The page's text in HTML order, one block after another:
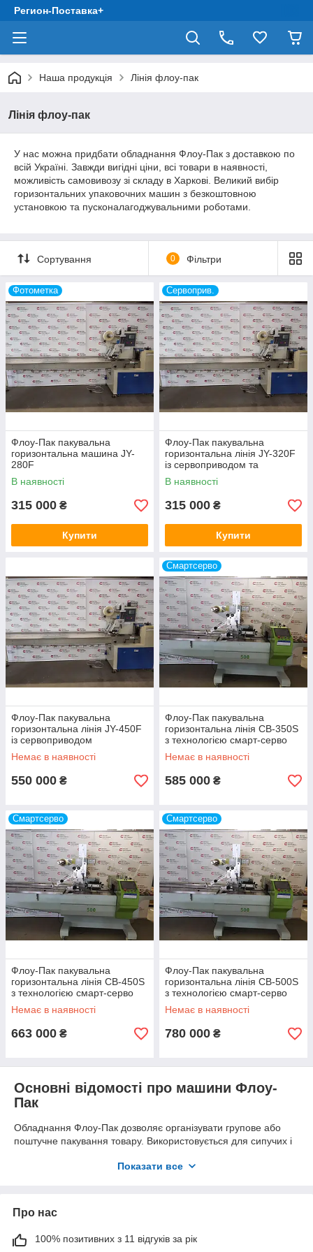
Регион-Поставка+
Наша продукція Лінія флоу-пак
Лінія флоу-пак
У нас можна придбати обладнання Флоу-Пак з доставкою по
всій Україні. Завжди вигідні ціни, всі товари в наявності,
можливість самовивозу зі складу в Харкові. Великий вибір
горизонтальних упаковочних машин з безкоштовною
установкою та пусконалагоджувальними роботами.
Сортування 0 Фільтри
Фотометка
Флоу-Пак пакувальна
горизонтальна машина JY-
280F
В наявності
315 000 ₴
Купити
Сервоприв.
Флоу-Пак пакувальна
горизонтальна лінія JY-320F
із сервоприводом та
фотоміткою
В наявності
315 000 ₴
Купити
Флоу-Пак пакувальна
горизонтальна лінія JY-450F
із сервоприводом
Немає в наявності
550 000 ₴
Смартсерво
Флоу-Пак пакувальна
горизонтальна лінія CB-350S
з технологією смарт-серво
Немає в наявності
585 000 ₴
Смартсерво
Флоу-Пак пакувальна
горизонтальна лінія CB-450S
з технологією смарт-серво
Немає в наявності
663 000 ₴
Смартсерво
Флоу-Пак пакувальна
горизонтальна лінія CB-500S
з технологією смарт-серво
Немає в наявності
780 000 ₴
Основні відомості про машини Флоу-
Пак
Обладнання Флоу-Пак дозволяє організувати групове або
поштучне пакування товару. Використовується для сипучих і
кількість продукту в упаковці.
Забезпечують пакування за фотоміткою.
Дають можливість використовувати власну
Показати все
Про нас
100% позитивних з 11 відгуків за рік